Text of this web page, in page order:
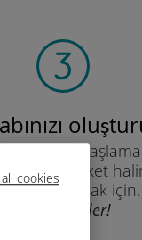
cookies
ve hareket
yapmak için.
İyi eğlenceler!